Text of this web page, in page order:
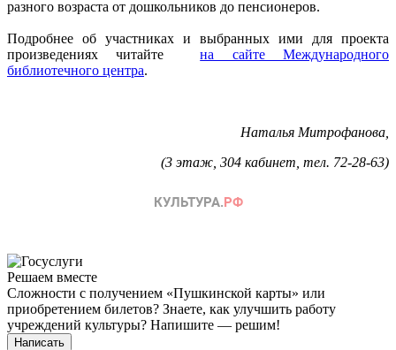
разного возраста от дошкольников до пенсионеров.
Подробнее об участниках и выбранных ими для проекта
произведениях читайтена сайте Международного
библиотечного центра.
Наталья Митрофанова,
(3 этаж, 304 кабинет, тел. 72-28-63)
Решаем вместе
Сложности с получением «Пушкинской карты» или
приобретением билетов? Знаете, как улучшить работу
учреждений культуры? Напишите — решим!
Написать